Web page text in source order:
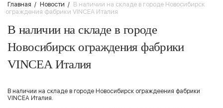
Главная / Новости / В наличии на складе в городе Новосибирск
ограждения фабрики VINCEA Италия
В наличии на складе в городе
Новосибирск ограждения фабрики
VINCEA Италия
В наличии на складе в городе Новосибирск ограждеения фабрики
VINCEA Италия.